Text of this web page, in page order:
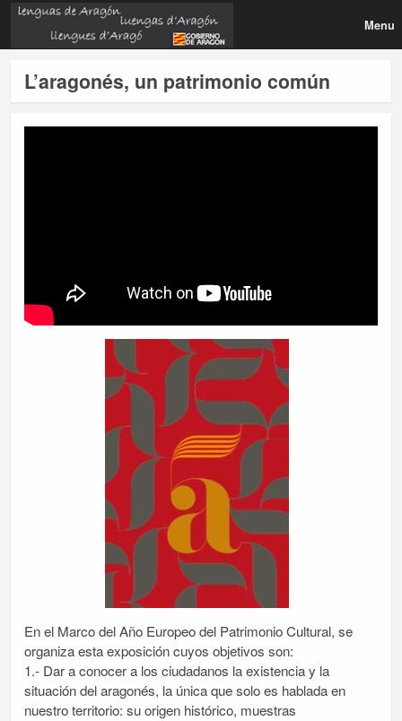
Menu
L’aragonés, un patrimonio común
En el Marco del Año Europeo del Patrimonio Cultural, se
organiza esta exposición cuyos objetivos son:
1.- Dar a conocer a los ciudadanos la existencia y la
situación del aragonés, la única que solo es hablada en
nuestro territorio: su origen histórico, muestras